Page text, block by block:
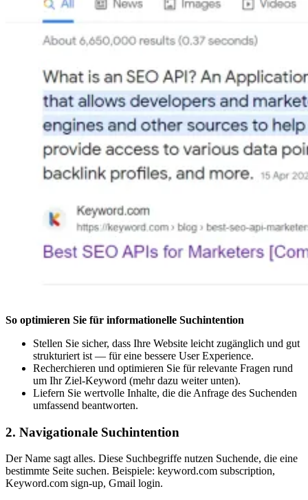
So optimieren Sie für informationelle Suchintention
Stellen Sie sicher, dass Ihre Website leicht zugänglich und gut
strukturiert ist — für eine bessere User Experience.
Recherchieren und optimieren Sie für relevante Fragen rund
um Ihr Ziel-Keyword (mehr dazu weiter unten).
Liefern Sie wertvolle Inhalte, die die Anfrage des Suchenden
umfassend beantworten.
2. Navigationale Suchintention
Der Name sagt alles. Diese Suchbegriffe nutzen Suchende, die eine
bestimmte Seite suchen. Beispiele: keyword.com subscription,
Keyword.com sign-up, Gmail login.